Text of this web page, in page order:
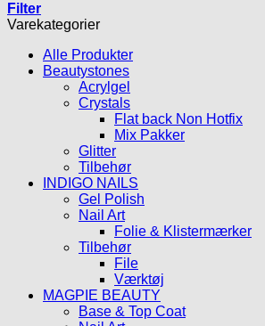
Filter
Varekategorier
Alle Produkter
Beautystones
Acrylgel
Crystals
Flat back Non Hotfix
Mix Pakker
Glitter
Tilbehør
INDIGO NAILS
Gel Polish
Nail Art
Folie & Klistermærker
Tilbehør
File
Værktøj
MAGPIE BEAUTY
Base & Top Coat